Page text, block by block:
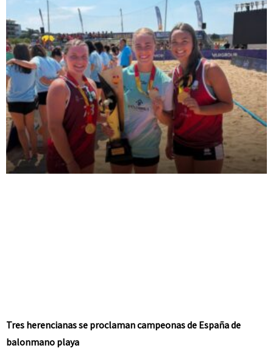
Tres herencianas se proclaman campeonas de España de
balonmano playa